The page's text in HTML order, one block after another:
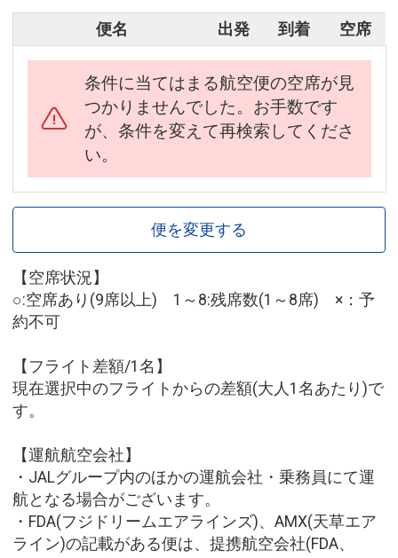
便名 出発 到着 空席
条件に当てはまる航空便の空席が見
つかりませんでした。お手数です
が、条件を変えて再検索してくださ
い。
便を変更する
【空席状況】
○:空席あり(9席以上) 1～8:残席数(1～8席) ×：予
約不可
【フライト差額/1名】
現在選択中のフライトからの差額(大人1名あたり)で
す。
【運航航空会社】
・JALグループ内のほかの運航会社・乗務員にて運
航となる場合がございます。
・FDA(フジドリームエアラインズ)、AMX(天草エア
ライン)の記載がある便は、提携航空会社(FDA、